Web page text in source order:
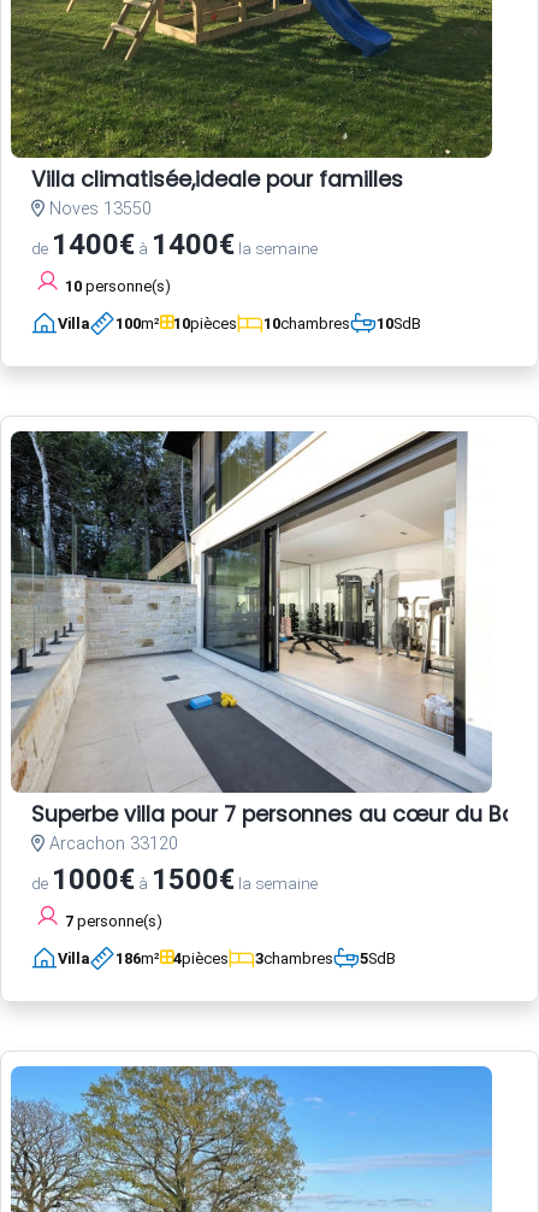
Villa climatisée,ideale pour familles
Noves 13550
de 1400€ à 1400€ la semaine
10 personne(s)
Villa 100m² 10pièces 10chambres 10SdB
Superbe villa pour 7 personnes au cœur du
Arcachon 33120
de 1000€ à 1500€ la semaine
7 personne(s)
Villa 186m² 4pièces 3chambres 5SdB